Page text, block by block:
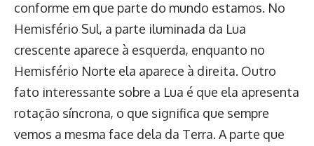
conforme em que parte do mundo estamos. No
Hemisfério Sul, a parte iluminada da Lua
crescente aparece à esquerda, enquanto no
Hemisfério Norte ela aparece à direita. Outro
fato interessante sobre a Lua é que ela apresenta
rotação síncrona, o que significa que sempre
vemos a mesma face dela da Terra. A parte que